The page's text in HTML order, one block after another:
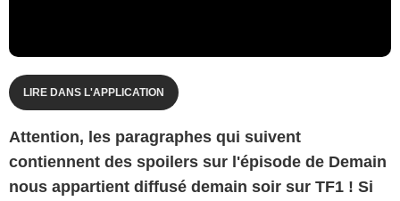
LIRE DANS L'APPLICATION
Attention, les paragraphes qui suivent
contiennent des spoilers sur l'épisode de Demain
nous appartient diffusé demain soir sur TF1 ! Si